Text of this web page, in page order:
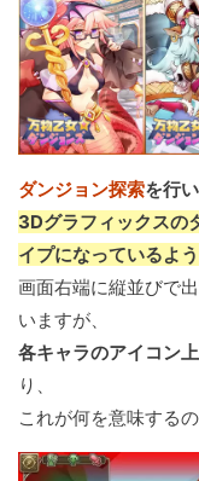
ダンジョン探索を行
3Dグラフィックスの
イプになっているよう
画面右端に縦並びで
いますが、
各キャラのアイコン
り、
これが何を意味する